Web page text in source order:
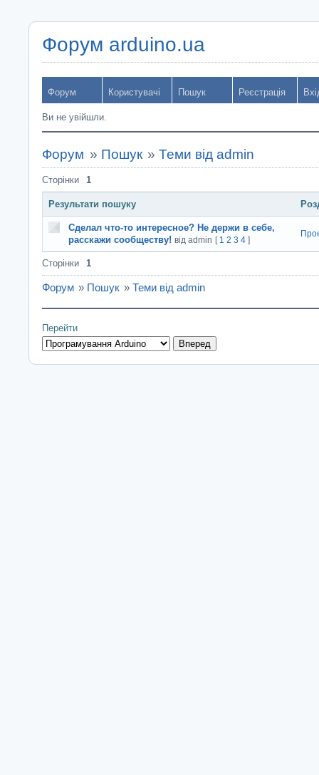
Форум arduino.ua
Форум Користувачі Пошук Реєстрація
Ви не увійшли.
Форум » Пошук »Теми від admin
Сторінки 1
Результати пошуку
Сделал что-то интересное? Не держи в себе,
расскажи сообществу! від admin [ 1 2 3 4 ]
Сторінки 1
Форум » Пошук » Теми від admin
Перейти